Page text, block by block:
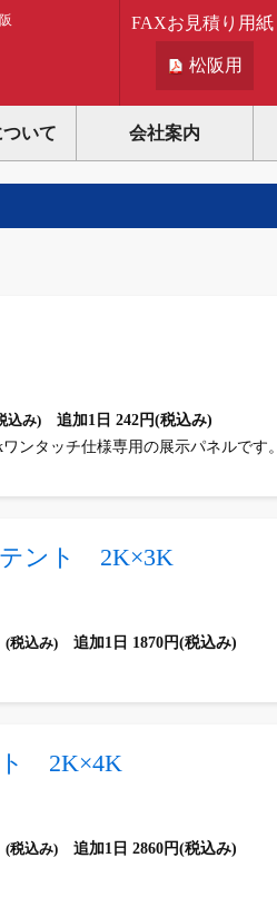
FAXお見積り用紙
松阪用
いて 会社案内
込み)
追加1日 242円(税込み)
ンタッチ仕様専用の展示パネルです。
ント 2K×3K
(税込み)
追加1日 1870円(税込み)
ト 2K×4K
(税込み)
追加1日 2860円(税込み)